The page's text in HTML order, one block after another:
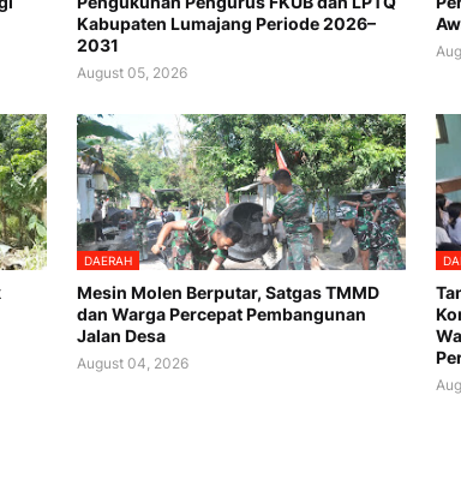
Kabupaten Lumajang Periode 2026–
2031
August 05, 2026
DAERAH
Mesin Molen Berputar, Satgas TMMD
dan Warga Percepat Pembangunan
Jalan Desa
August 04, 2026